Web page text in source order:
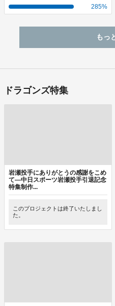
285%
もっ
ドラゴンズ特集
岩瀬投手にありがとうの感謝をこめ
て―中日スポーツ岩瀬投手引退記念
特集制作...
このプロジェクトは終了いたしまし
た。